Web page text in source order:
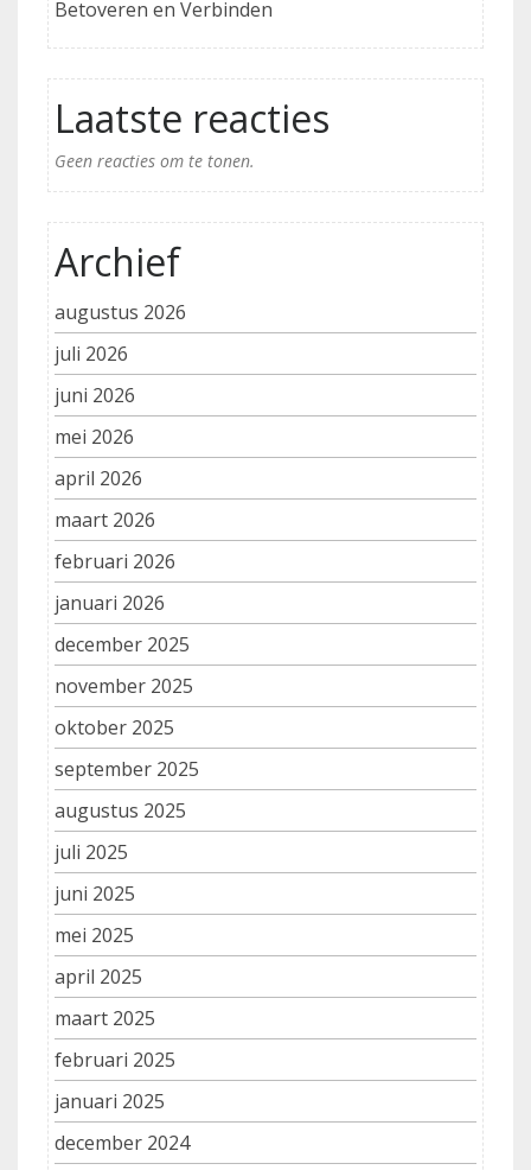
Betoveren en Verbinden
Laatste reacties
Geen reacties om te tonen.
Archief
augustus 2026
juli 2026
juni 2026
mei 2026
april 2026
maart 2026
februari 2026
januari 2026
december 2025
november 2025
oktober 2025
september 2025
augustus 2025
juli 2025
juni 2025
mei 2025
april 2025
maart 2025
februari 2025
januari 2025
december 2024